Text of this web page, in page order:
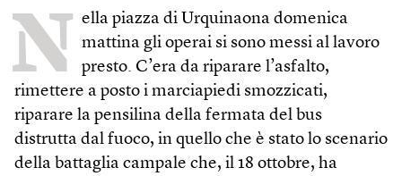
N ella piazza di Urquinaona domenica
mattina gli operai si sono messi al lavoro
presto. C’era da riparare l’asfalto,
rimettere a posto i marciapiedi smozzicati,
riparare la pensilina della fermata del bus
distrutta dal fuoco, in quello che è stato lo scenario
della battaglia campale che, il 18 ottobre, ha